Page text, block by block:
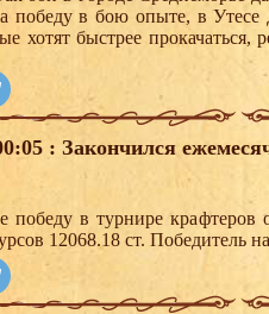
победу в бою опыте, в
хотят быстрее прокачаться,
: Закончился
победу в турнире крафтеров
12068.18 ст. Победитель